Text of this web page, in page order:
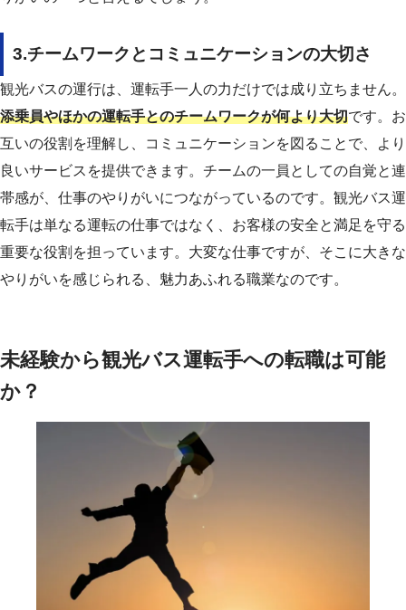
3.チームワークとコミュニケーションの大切さ
観光バスの運行は、運転手一人の力だけでは成り立ちません。
添乗員やほかの運転手とのチームワークが何より大切です。お
互いの役割を理解し、コミュニケーションを図ることで、より
良いサービスを提供できます。チームの一員としての自覚と連
帯感が、仕事のやりがいにつながっているのです。 観光バス運
転手は単なる運転の仕事ではなく、お客様の安全と満足を守る
重要な役割を担っています。大変な仕事ですが、そこに大きな
やりがいを感じられる、魅力あふれる職業なのです。
未経験から観光バス運転手への転職は可能
か？